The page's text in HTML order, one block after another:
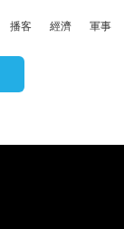
播客 經濟 軍事